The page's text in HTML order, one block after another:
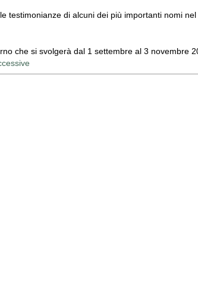
di alcuni dei più importanti nomi
che si svolgerà dal 1 settembre al 3 novembre